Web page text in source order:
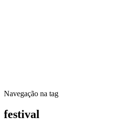
Navegação na tag
festival